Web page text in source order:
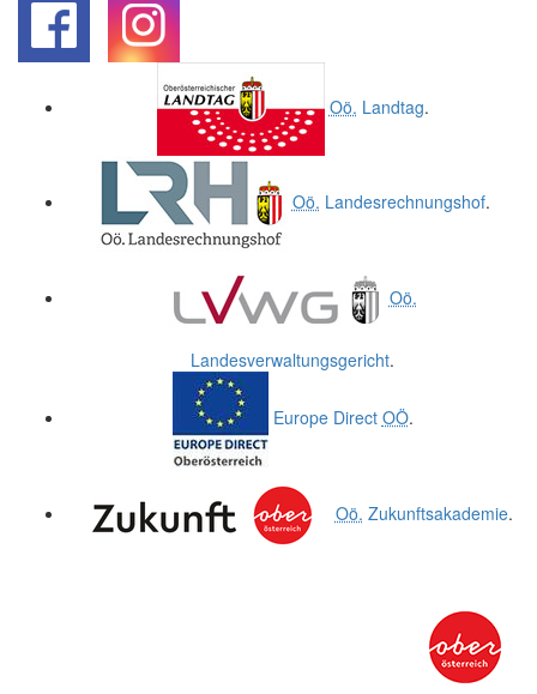
Oö. Landtag.
Oö. Landesrechnungshof.
Oö.
Landesverwaltungsgericht.
Europe Direct OÖ.
Oö. Zukunftsakademie.